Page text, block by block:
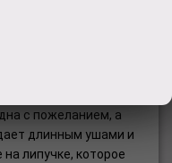
с пожеланием, а
длинным ушами и
липучке, которое